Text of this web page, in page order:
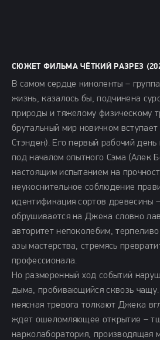
СЮЖЕТ ФИЛЬМА ЧЁТКИЙ РАЗРЕЗ
В самом сердце киноленты –
жизнь, казалось бы, подчинена
природы и тяжелому физическому
брутальный мир новичком
Стэнден). Его первый рабочий
под началом опытного Сэма (Алек
настоящим испытанием на
неукоснительное соблюдение
идентификация сортов древесины
обрушивается на Джека словно
авторитет непоколебим,
азы мастерства, стремясь
профессионала.
Но размеренный ход событий
дыма, пробивающийся сквозь
неясная тревога толкают Джека
ждет ошеломляющее открытие –
нарколаборатория, производящая